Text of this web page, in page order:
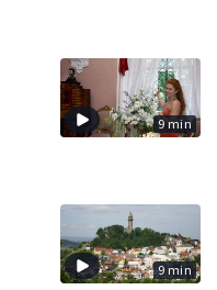
9 min
9 min